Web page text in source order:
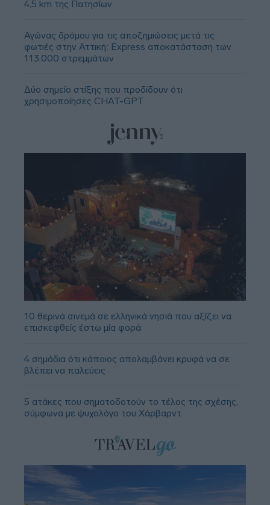
4,5 km της Πατησίων
Αγώνας δρόμου για τις αποζημιώσεις μετά τις
φωτιές στην Αττική: Express αποκατάσταση των
113.000 στρεμμάτων
Δύο σημείο στίξης που προδίδουν ότι
χρησιμοποίησες CHAT-GPT
10 θερινά σινεμά σε ελληνικά νησιά που αξίζει να
επισκεφθείς έστω μία φορά
4 σημάδια ότι κάποιος απολαμβάνει κρυφά να σε
βλέπει να παλεύεις
5 ατάκες που σηματοδοτούν το τέλος της σχέσης,
σύμφωνα με ψυχολόγο του Χάρβαρντ